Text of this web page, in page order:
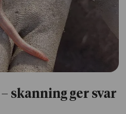
skanning ger svar